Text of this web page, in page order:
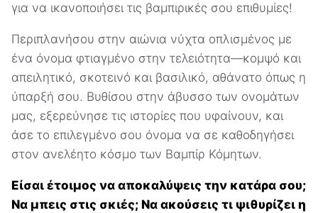
για να ικανοποιήσει τις βαμπιρικές σου επιθυμίες!
Περιπλανήσου στην αιώνια νύχτα οπλισμένος με
ένα όνομα φτιαγμένο στην τελειότητα—κομψό και
απειλητικό, σκοτεινό και βασιλικό, αθάνατο όπως η
ύπαρξή σου. Βυθίσου στην άβυσσο των ονομάτων
μας, εξερεύνησε τις ιστορίες που υφαίνουν, και
άσε το επιλεγμένο σου όνομα να σε καθοδηγήσει
στον ανελέητο κόσμο των Βαμπίρ Κόμητων.
Είσαι έτοιμος να αποκαλύψεις την κατάρα σου;
Να μπεις στις σκιές; Να ακούσεις τι ψιθυρίζει η